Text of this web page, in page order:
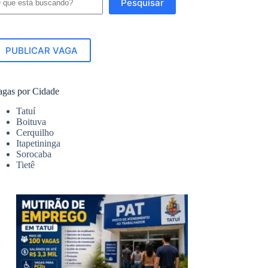
Pesquisar
PUBLICAR VAGA
por Cidade
Tatuí
Boituva
Cerquilho
Itapetininga
Sorocaba
Tietê